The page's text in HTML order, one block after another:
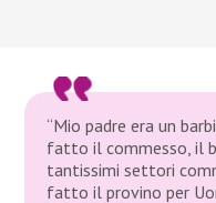
“Mio padre era un
fatto il commesso, il
tantissimi settori
fatto il provino per